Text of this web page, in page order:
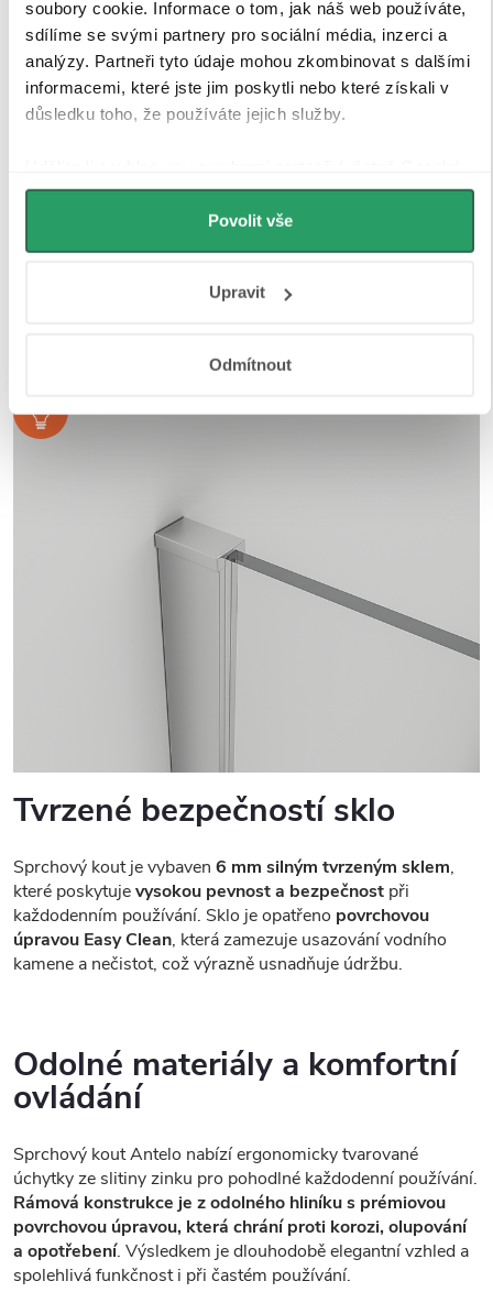
soubory cookie. Informace o tom, jak náš web používáte,
sdílíme se svými partnery pro sociální média, inzerci a
analýzy. Partneři tyto údaje mohou zkombinovat s dalšími
informacemi, které jste jim poskytli nebo které získali v
důsledku toho, že používáte jejich služby.
můžeme používat cookies pro analytiku a
personalizovanou reklamu. Jak Google zpracovává
osobní údaje najdete na stránkách
Povolit vše
Upravit
Odmítnout
Tvrzené bezpečností sklo
Sprchový kout je vybaven 6 mm silným tvrzeným sklem,
které poskytujevysokou pevnost a bezpečnost při
každodenním používání. Sklo je opatřeno povrchovou
úpravou Easy Clean, která zamezuje usazování vodního
kamene a nečistot, což výrazně usnadňuje údržbu.
Odolné materiály a komfortní
ovládání
Sprchový kout Antelo nabízí ergonomicky tvarované
úchytky ze slitiny zinku pro pohodlné každodenní používání.
Rámová konstrukce je z odolného hliníku s prémiovou
povrchovou úpravou, která chrání proti korozi, olupování
a opotřebení. Výsledkem je dlouhodobě elegantní vzhled a
spolehlivá funkčnost i při častém používání.